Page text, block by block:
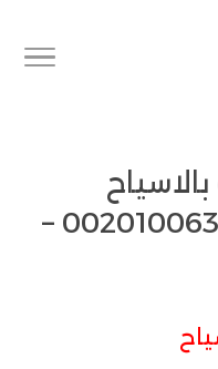
للايجار واتس 00201006307526 –